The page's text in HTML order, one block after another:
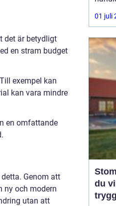
det är betydligt
en stram budget
exempel kan
kan vara mindre
en omfattande
Genom att
ny och modern
utan att
än
bra
hur
hur
den
01 juli
du